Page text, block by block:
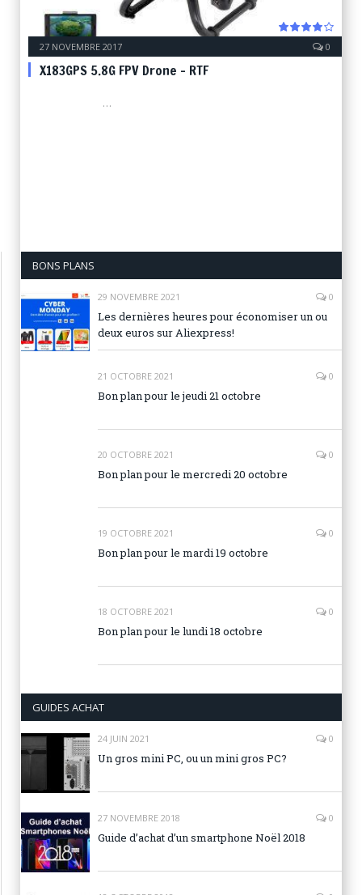
27 NOVEMBRE 2017 0
X183GPS 5.8G FPV Drone – RTF
…
BONS PLANS
29 NOVEMBRE 2021 0
Les dernières heures pour économiser un ou
deux euros sur Aliexpress!
21 OCTOBRE 2021 0
Bon plan pour le jeudi 21 octobre
20 OCTOBRE 2021 0
Bon plan pour le mercredi 20 octobre
19 OCTOBRE 2021 0
Bon plan pour le mardi 19 octobre
18 OCTOBRE 2021 0
Bon plan pour le lundi 18 octobre
GUIDES ACHAT
24 JUIN 2021 0
Un gros mini PC, ou un mini gros PC?
27 NOVEMBRE 2018 0
Guide d’achat d’un smartphone Noël 2018